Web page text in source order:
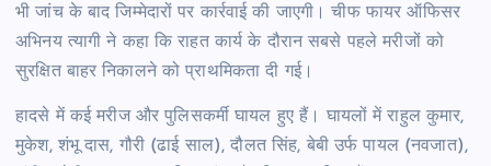
भी जांच के बाद जिम्मेदारों पर कार्रवाई की जाएगी। चीफ फायर ऑफिसर
अभिनय त्यागी ने कहा कि राहत कार्य के दौरान सबसे पहले मरीजों को
सुरक्षित बाहर निकालने को प्राथमिकता दी गई।
हादसे में कई मरीज और पुलिसकर्मी घायल हुए हैं। घायलों में राहुल कुमार,
मुकेश, शंभू दास, गौरी (ढाई साल), दौलत सिंह, बेबी उर्फ पायल (नवजात),